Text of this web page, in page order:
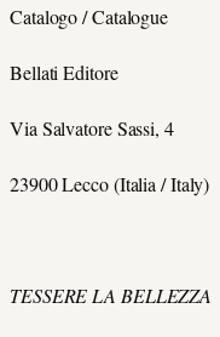
Catalogo /Catalogue
Bellati Editore
Via Salvatore Sassi, 4
23900 Lecco (Italia /Italy)
TESSERE LA BELLEZZA